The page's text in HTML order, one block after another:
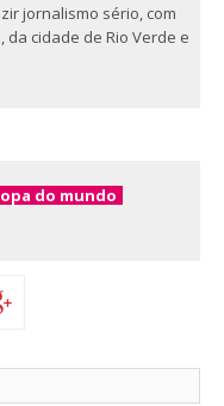
jornalismo sério, com
cidade de Rio Verde e
do mundo